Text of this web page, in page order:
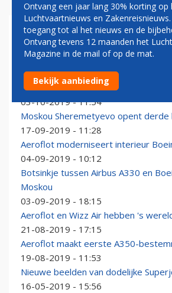
AEROFLOT
Gezagvoerder verongelukte
aangeklaagd
03-10-2019 - 11:54
Moskou Sheremetyevo opent derde
17-09-2019 - 11:28
Aeroflot moderniseert interieur
04-09-2019 - 10:12
Botsinkje tussen Airbus A330 en
Moskou
03-09-2019 - 18:15
Aeroflot en Wizz Air hebben 's
21-08-2019 - 17:15
Aeroflot maakt eerste A350-
19-08-2019 - 11:53
Nieuwe beelden van dodelijke
16-05-2019 - 15:56
Ontvang een jaar lang 30% korting op
Luchtvaartnieuws en
toegang tot al het nieuws en de
Ontvang tevens 12 maanden het
Magazine in de mail of op de mat.
Bekijk aanbieding